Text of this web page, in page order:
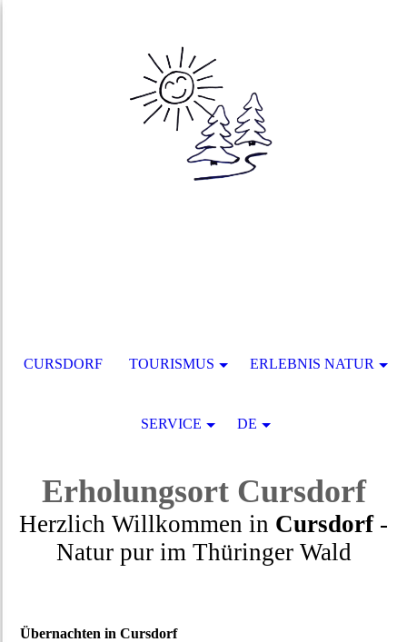
ErholungsortCursdorf
Herzlich Willkommen in Cursdorf-
Natur purim Thüringer Wald
Übernachten in Cursdorf
CURSDORF TOURISMUS ERLEBNIS NATUR
SERVICE DE